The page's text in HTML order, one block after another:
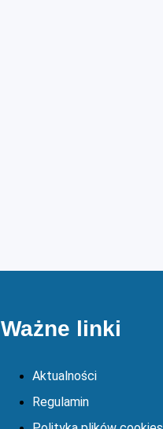
Ważne linki
Aktualności
Regulamin